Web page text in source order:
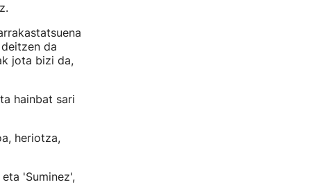
da
jota bizi da,
hainbat sari
heriotza,
'Suminez',